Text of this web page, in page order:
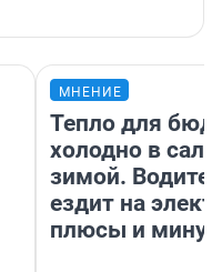
МНЕНИЕ
Тепло для
холодно в
зимой.
ездит на
плюсы и